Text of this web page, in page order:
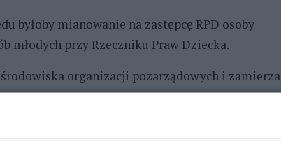
byłoby mianowanie na zastępcę RPD osoby
młodych przy Rzeczniku Praw Dziecka.
organizacji pozarządowych i zamierza
w sprawie metody in vitro i aborcji.